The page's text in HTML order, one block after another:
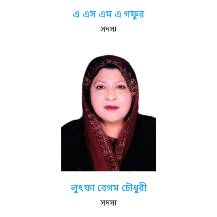
এ এস এম এ গফুর
সদস্য
লুৎফা বেগম চৌধুরী
সদস্য